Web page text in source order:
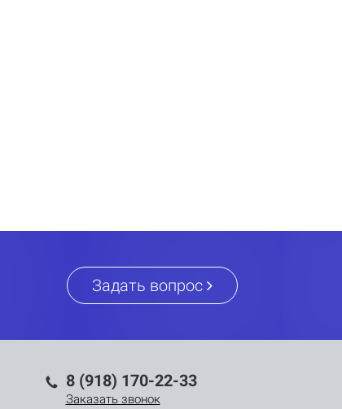
Задать вопрос
8 (918) 170-22-33
Заказать звонок